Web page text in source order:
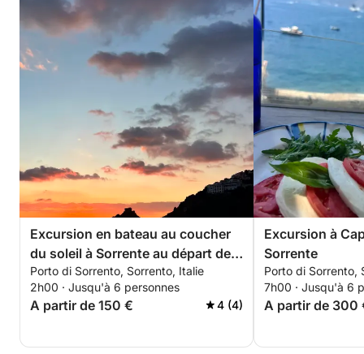
Excursion en bateau au coucher
du soleil à Sorrente au départ de
Sorrente
Porto di Sorrento, Sorrento, Italie
2h00 · Jusqu'à 6 personnes
A partir de 150 € 4 (4)
Excursion à
Sorrente
Porto di Sorrento,
7h00 · Jusqu'à 6
A partir de 300